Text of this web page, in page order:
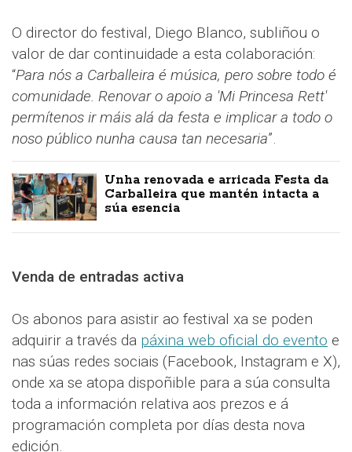
O director do festival, Diego Blanco, subliñou o
valor de dar continuidade a esta colaboración:
“Para nós a Carballeira é música, pero sobre todo é
comunidade. Renovar o apoio a 'Mi Princesa Rett'
permítenos ir máis alá da festa e implicar a todo o
noso público nunha causa tan necesaria”.
Unha renovada e arricada Festa da
Carballeira que mantén intacta a
súa esencia
Venda de entradas activa
Os abonos para asistir ao festival xa se poden
adquirir a través da páxina web oficial do evento e
nas súas redes sociais (Facebook, Instagram e X),
onde xa se atopa dispoñible para a súa consulta
toda a información relativa aos prezos e á
programación completa por días desta nova
edición.